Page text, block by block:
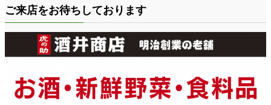
ご来店をお待ちしております